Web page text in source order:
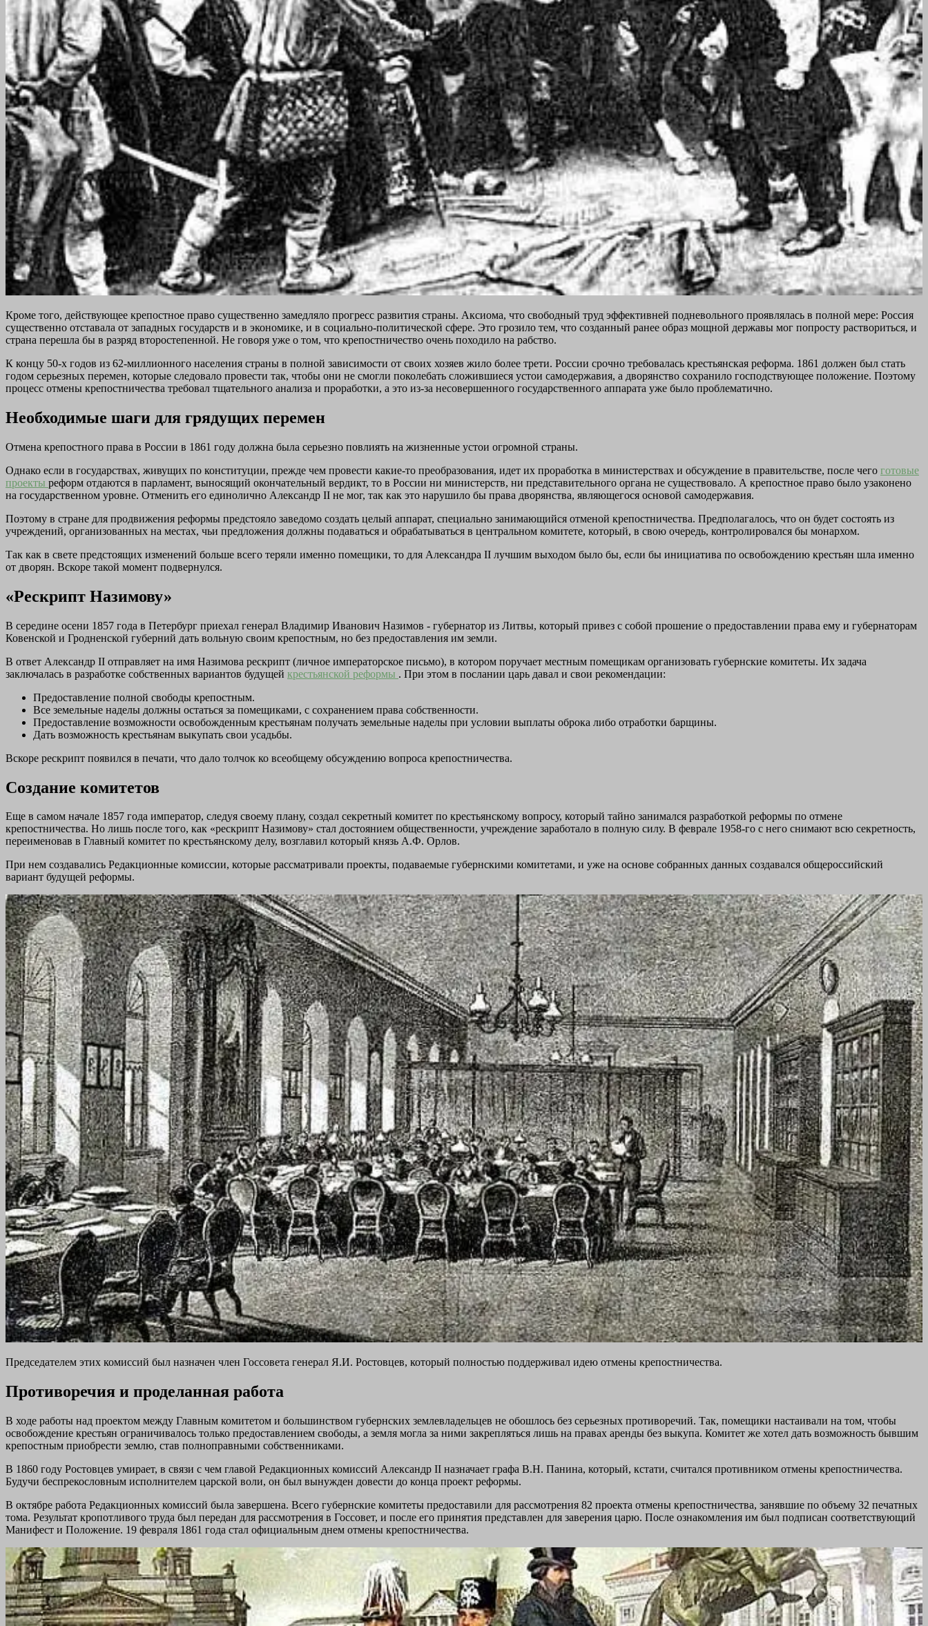
Кроме того, действующее крепостное право существенно замедляло прогресс развития страны. Аксиома, что свободный труд эффективней подневольного проявлялась в полной мере: Россия
существенно отставала от западных государств и в экономике, и в социально-политической сфере. Это грозило тем, что созданный ранее образ мощной державы мог попросту раствориться, и
страна перешла бы в разряд второстепенной. Не говоря уже о том, что крепостничество очень походило на рабство.
К концу 50-х годов из 62-миллионного населения страны в полной зависимости от своих хозяев жило более трети. России срочно требовалась крестьянская реформа. 1861 должен был стать
годом серьезных перемен, которые следовало провести так, чтобы они не смогли поколебать сложившиеся устои самодержавия, а дворянство сохранило господствующее положение. Поэтому
процесс отмены крепостничества требовал тщательного анализа и проработки, а это из-за несовершенного государственного аппарата уже было проблематично.
Необходимые шаги для грядущих перемен
Отмена крепостного права в России в 1861 году должна была серьезно повлиять на жизненные устои огромной страны.
Однако если в государствах, живущих по конституции, прежде чем провести какие-то преобразования, идет их проработка в министерствах и обсуждение в правительстве, после чего готовые
проекты реформ отдаются в парламент, выносящий окончательный вердикт, то в России ни министерств, ни представительного органа не существовало. А крепостное право было узаконено
на государственном уровне. Отменить его единолично Александр II не мог, так как это нарушило бы права дворянства, являющегося основой самодержавия.
Поэтому в стране для продвижения реформы предстояло заведомо создать целый аппарат, специально занимающийся отменой крепостничества. Предполагалось, что он будет состоять из
учреждений, организованных на местах, чьи предложения должны подаваться и обрабатываться в центральном комитете, который, в свою очередь, контролировался бы монархом.
Так как в свете предстоящих изменений больше всего теряли именно помещики, то для Александра II лучшим выходом было бы, если бы инициатива по освобождению крестьян шла именно
от дворян. Вскоре такой момент подвернулся.
«Рескрипт Назимову»
В середине осени 1857 года в Петербург приехал генерал Владимир Иванович Назимов - губернатор из Литвы, который привез с собой прошение о предоставлении права ему и губернаторам
Ковенской и Гродненской губерний дать вольную своим крепостным, но без предоставления им земли.
В ответ Александр II отправляет на имя Назимова рескрипт (личное императорское письмо), в котором поручает местным помещикам организовать губернские комитеты. Их задача
заключалась в разработке собственных вариантов будущей крестьянской реформы . При этом в послании царь давал и свои рекомендации:
Предоставление полной свободы крепостным.
Все земельные наделы должны остаться за помещиками, с сохранением права собственности.
Предоставление возможности освобожденным крестьянам получать земельные наделы при условии выплаты оброка либо отработки барщины.
Дать возможность крестьянам выкупать свои усадьбы.
Вскоре рескрипт появился в печати, что дало толчок ко всеобщему обсуждению вопроса крепостничества.
Создание комитетов
Еще в самом начале 1857 года император, следуя своему плану, создал секретный комитет по крестьянскому вопросу, который тайно занимался разработкой реформы по отмене
крепостничества. Но лишь после того, как «рескрипт Назимову» стал достоянием общественности, учреждение заработало в полную силу. В феврале 1958-го с него снимают всю секретность,
переименовав в Главный комитет по крестьянскому делу, возглавил который князь А.Ф. Орлов.
При нем создавались Редакционные комиссии, которые рассматривали проекты, подаваемые губернскими комитетами, и уже на основе собранных данных создавался общероссийский
вариант будущей реформы.
Председателем этих комиссий был назначен член Госсовета генерал Я.И. Ростовцев, который полностью поддерживал идею отмены крепостничества.
Противоречия и проделанная работа
В ходе работы над проектом между Главным комитетом и большинством губернских землевладельцев не обошлось без серьезных противоречий. Так, помещики настаивали на том, чтобы
освобождение крестьян ограничивалось только предоставлением свободы, а земля могла за ними закрепляться лишь на правах аренды без выкупа. Комитет же хотел дать возможность бывшим
крепостным приобрести землю, став полноправными собственниками.
В 1860 году Ростовцев умирает, в связи с чем главой Редакционных комиссий Александр II назначает графа В.Н. Панина, который, кстати, считался противником отмены крепостничества.
Будучи беспрекословным исполнителем царской воли, он был вынужден довести до конца проект реформы.
В октябре работа Редакционных комиссий была завершена. Всего губернские комитеты предоставили для рассмотрения 82 проекта отмены крепостничества, занявшие по объему 32 печатных
тома. Результат кропотливого труда был передан для рассмотрения в Госсовет, и после его принятия представлен для заверения царю. После ознакомления им был подписан соответствующий
Манифест и Положение. 19 февраля 1861 года стал официальным днем отмены крепостничества.